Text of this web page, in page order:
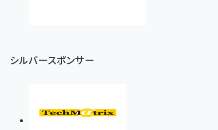
シルバースポンサー